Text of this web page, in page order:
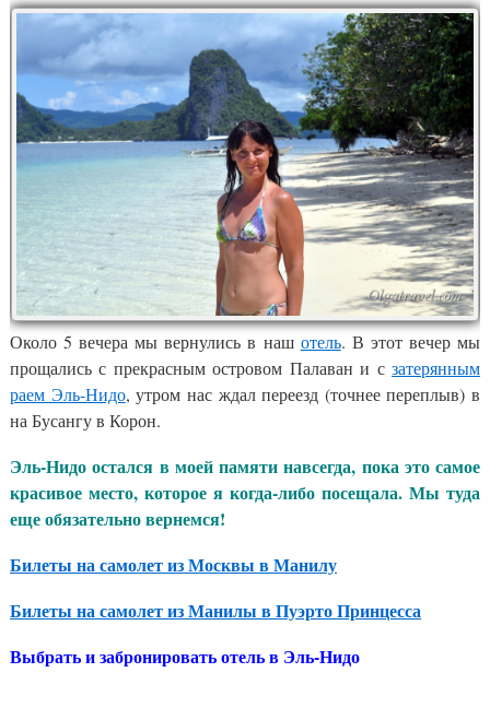
Около 5 вечера мы вернулись в наш отель. В этот вечер мы
прощались с прекрасным островом Палаван и с затерянным
раем Эль-Нидо, утром нас ждал переезд (точнее переплыв) в
на Бусангу в Корон.
Эль-Нидо остался в моей памяти навсегда, пока это самое
красивое место, которое я когда-либо посещала. Мы туда
еще обязательно вернемся!
Билеты на самолет из Москвы в Манилу
Билеты на самолет из Манилы в Пуэрто Принцесса
Выбрать и забронировать отель в Эль-Нидо